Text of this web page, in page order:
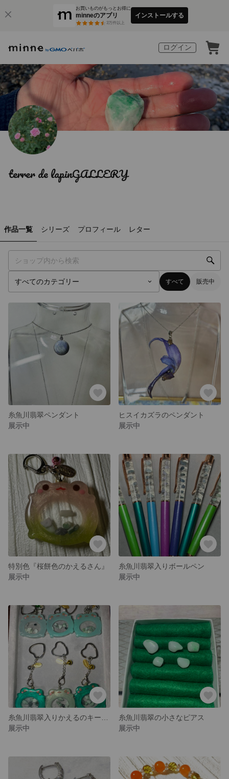
お買いものがもっとお得に
minneのアプリ
3万件以上
インストールする
ログイン
terrer de lapinGALLERY
作品一覧 シリーズ プロフィール レター
すべて 販売中
糸魚川翡翠ペンダント
展示中
ヒスイカズラのペンダント
展示中
特別色『桜餅色のかえるさん』
展示中
糸魚川翡翠入りボールペン
展示中
展示中
糸魚川翡翠の小さなピアス
展示中